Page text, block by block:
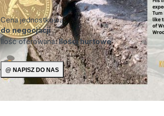
Cena jednostkowa:
do negocjacji
Ilość oferowana:Ilości hurtowe